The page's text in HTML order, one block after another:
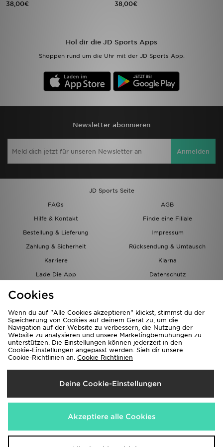
38,00€ 38,00€
Hol dir die JD Sports Apps
Shoppen rund um die Uhr mit der JD Sports App.
Newsletter abonnieren
Anmelden
JD Sports Seite
FAQs
AGB
Hilfe & Kontakt
Finde eine Filiale
Bestellung & Lieferung
Impressum
Zahlung & Sicherheit
Rücksendung & Umtausch
Karriere
Klarna
Lade Die App
Datenschutz
Lieferung Nach
Österreich
Wir akzeptieren folgende Zahlungsmethoden
Filialfinder
Meine Nachrichten
Trending Styles
Cookies
Wenn du auf "Alle Cookies akzeptieren" klickst, stimmst du der
Speicherung von Cookies auf deinem Gerät zu, um die
Navigation auf der Website zu verbessern, die Nutzung der
Website zu analysieren und unsere Marketingbemühungen zu
unterstützen. Die Einstellungen können jederzeit in den
Cookie-Einstellungen angepasst werden. Sieh dir unsere
Cookie-Richtlinien an. Cookie Richtlinien
Deine Cookie-Einstellungen
Akzeptiere alle Cookies